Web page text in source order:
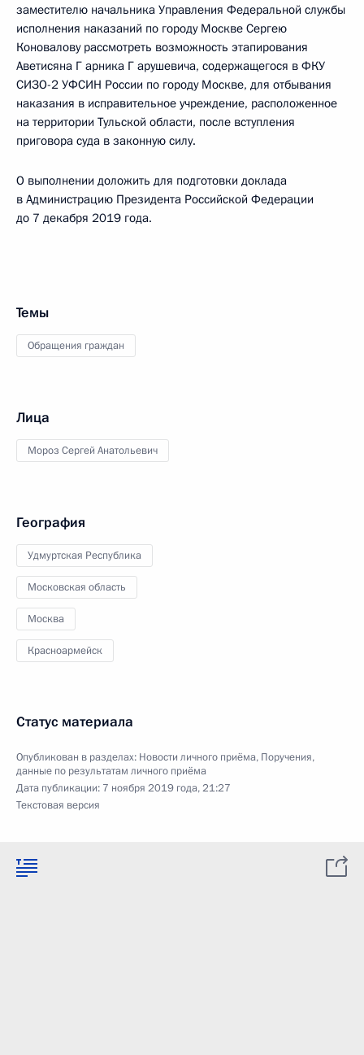
заместителю начальника Управления Федеральной службы
исполнения наказаний по городу Москве Сергею
Коновалову рассмотреть возможность этапирования
Аветисяна Г арника Г арушевича, содержащегося в ФКУ
СИЗО-2 УФСИН России по городу Москве, для отбывания
наказания в исправительное учреждение, расположенное
на территории Тульской области, после вступления
приговора суда в законную силу.
О выполнении доложить для подготовки доклада
в Администрацию Президента Российской Федерации
до 7 декабря 2019 года.
Темы
Обращения граждан
Лица
Мороз Сергей Анатольевич
География
Удмуртская Республика
Московская область
Москва
Красноармейск
Статус материала
Опубликован в разделах: Новости личного приёма, Поручения,
данные по результатам личного приёма
Дата публикации: 7 ноября 2019 года, 21:27
Текстовая версия